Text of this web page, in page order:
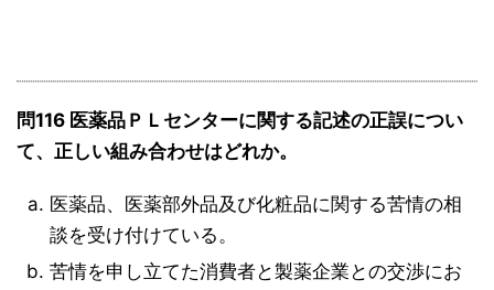
問116 医薬品ＰＬセンターに関する記述の正誤につい
て、正しい組み合わせはどれか。
医薬品、医薬部外品及び化粧品に関する苦情の相
談を受け付けている。
苦情を申し立てた消費者と製薬企業との交渉にお